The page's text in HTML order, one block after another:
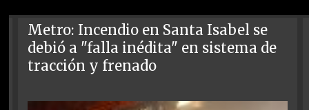
Metro: Incendio en Santa Isabel se
debió a "falla inédita" en sistema de
tracción y frenado